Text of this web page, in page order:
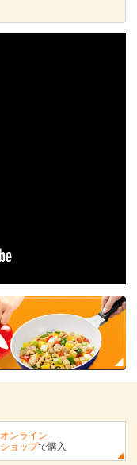
オンライン
ショップで購入